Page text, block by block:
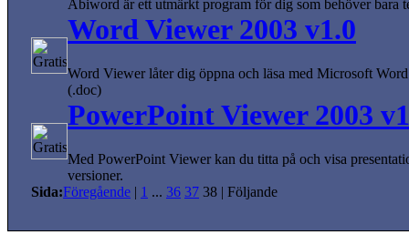
Abiword är ett utmärkt program för dig som behöver bara
Word Viewer 2003 v1.0
Word Viewer låter dig öppna och läsa med Microsoft
(.doc)
PowerPoint Viewer 2003
Med PowerPoint Viewer kan du titta på och visa
versioner.
Sida:Föregående | 1 ... 36 37 38 | Följande